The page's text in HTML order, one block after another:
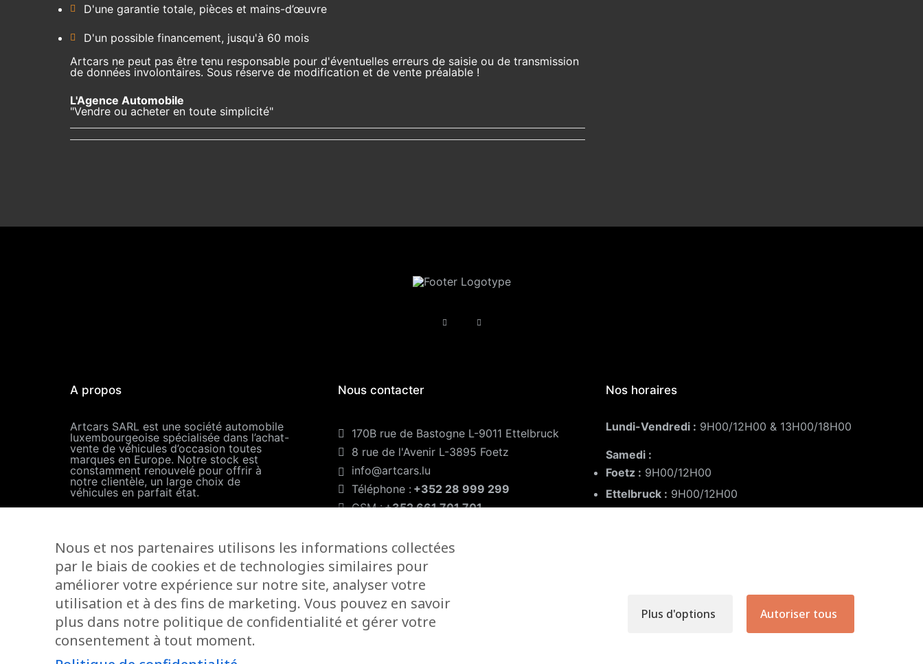
D'une garantie totale, pièces et mains-d’œuvre
D'un possible financement, jusqu'à 60 mois
Artcars ne peut pas être tenu responsable pour d'éventuelles erreurs de saisie ou de transmission
de données involontaires. Sous réserve de modification et de vente préalable !
L'Agence Automobile
"Vendre ou acheter en toute simplicité"
A propos
Artcars SARL est une société automobile
luxembourgeoise spécialisée dans l’achat-
vente de véhicules d’occasion toutes
marques en Europe. Notre stock est
constamment renouvelé pour offrir à
notre clientèle, un large choix de
véhicules en parfait état.
Nous contacter
170B rue de Bastogne L-9011 Ettelbruck
8 rue de l'Avenir L-3895 Foetz
info@artcars.lu
Téléphone : +352 28 999 299
GSM :+352 661 701 701
Nos horaires
Lundi-Vendredi : 9H00/12H00 & 13H00/18H00
Samedi :
Foetz : 9H00/12H00
Ettelbruck : 9H00/12H00
Artcars - Zuzarte Group - 2022 - Un site
Nous et nos partenaires utilisons les informations collectées
par le biais de cookies et de technologies similaires pour
améliorer votre expérience sur notre site, analyser votre
utilisation et à des fins de marketing. Vous pouvez en savoir
plus dans notre politique de confidentialité et gérer votre
consentement à tout moment.
Plus d'options Autoriser tous